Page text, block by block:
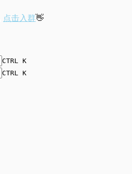
点击入群👋
CTRL K
CTRL K